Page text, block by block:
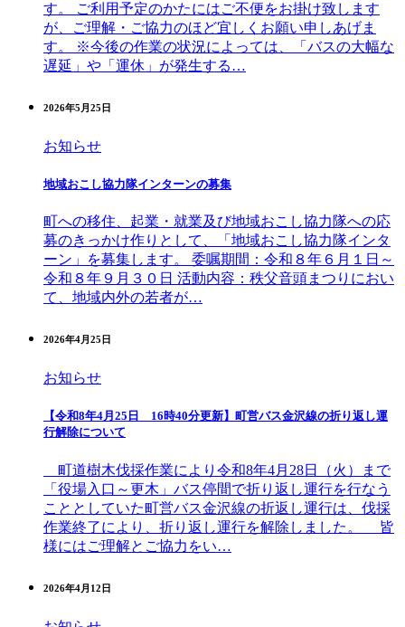
す。 ご利用予定のかたにはご不便をお掛け致します
が、ご理解・ご協力のほど宜しくお願い申しあげま
す。 ※今後の作業の状況によっては、「バスの大幅な
遅延」や「運休」が発生する…
2026年5月25日
お知らせ
地域おこし協力隊インターンの募集
町への移住、起業・就業及び地域おこし協力隊への応
募のきっかけ作りとして、「地域おこし協力隊インタ
ーン」を募集します。 委嘱期間：令和８年６月１日～
令和８年９月３０日 活動内容：秩父音頭まつりにおい
て、地域内外の若者が…
2026年4月25日
お知らせ
【令和8年4月25日 16時40分更新】町営バス金沢線の折り返し運
行解除について
町道樹木伐採作業により令和8年4月28日（火）まで
「役場入口～更木」バス停間で折り返し運行を行なう
こととしていた町営バス金沢線の折返し運行は、伐採
作業終了により、折り返し運行を解除しました。 皆
様にはご理解とご協力をい…
2026年4月12日